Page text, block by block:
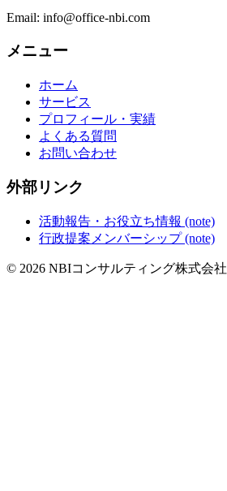
Email: info@office-nbi.com
メニュー
ホーム
サービス
プロフィール・実績
よくある質問
お問い合わせ
外部リンク
活動報告・お役立ち情報 (note)
行政提案メンバーシップ (note)
© 2026 NBIコンサルティング株式会社